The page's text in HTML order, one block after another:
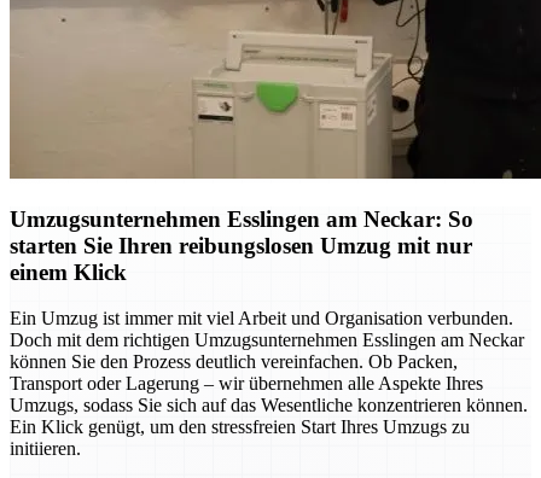
Umzugsunternehmen Esslingen am Neckar: So
starten Sie Ihren reibungslosen Umzug mit nur
einem Klick
Ein Umzug ist immer mit viel Arbeit und Organisation verbunden.
Doch mit dem richtigen Umzugsunternehmen Esslingen am Neckar
können Sie den Prozess deutlich vereinfachen. Ob Packen,
Transport oder Lagerung – wir übernehmen alle Aspekte Ihres
Umzugs, sodass Sie sich auf das Wesentliche konzentrieren können.
Ein Klick genügt, um den stressfreien Start Ihres Umzugs zu
initiieren.